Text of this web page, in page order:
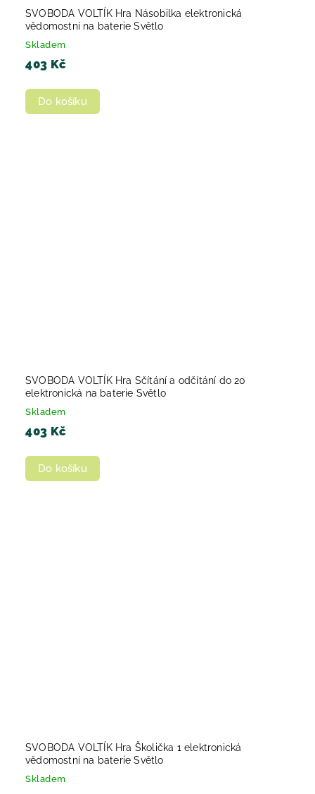
SVOBODA VOLTÍK Hra Násobilka elektronická
vědomostní na baterie Světlo
Skladem
403 Kč
Do košíku
SVOBODA VOLTÍK Hra Sčítání a odčítání do 20
elektronická na baterie Světlo
Skladem
403 Kč
Do košíku
SVOBODA VOLTÍK Hra Školička 1 elektronická
vědomostní na baterie Světlo
Skladem